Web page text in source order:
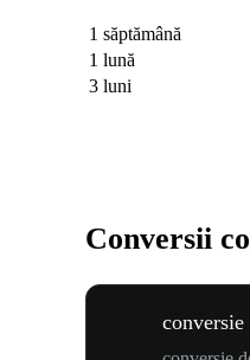
1 săptămână
1 lună
3 luni
Conversii